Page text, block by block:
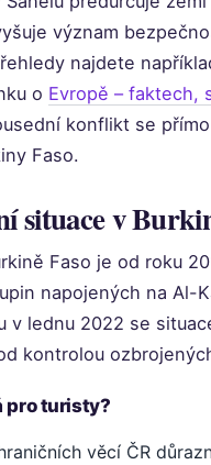
význam
najdete
o Evropě – faktech,
konflikt se
Faso.
situace v
Faso je od roku
napojených na Al-
v lednu 2022 se
kontrolou
pro turisty?
věcí ČR